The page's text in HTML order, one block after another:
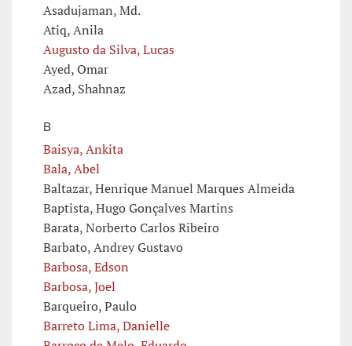
Asadujaman, Md.
Atiq, Anila
Augusto da Silva, Lucas
Ayed, Omar
Azad, Shahnaz
B
Baisya, Ankita
Bala, Abel
Baltazar, Henrique Manuel Marques Almeida
Baptista, Hugo Gonçalves Martins
Barata, Norberto Carlos Ribeiro
Barbato, Andrey Gustavo
Barbosa, Edson
Barbosa, Joel
Barqueiro, Paulo
Barreto Lima, Danielle